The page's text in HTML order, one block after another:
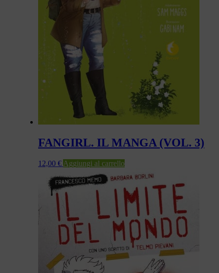
FANGIRL. IL MANGA (VOL. 3)
12,00 € Aggiungi al carrello